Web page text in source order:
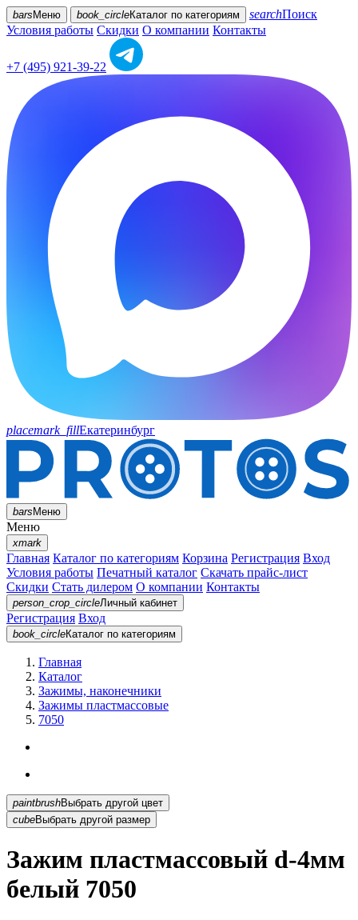
bars Меню book_circleКаталог по категориям searchПоиск
Условия работы Скидки О компании Контакты
+7 (495) 921-39-22
placemark_fillЕкатеринбург
barsМеню
Меню
xmark
Главная Каталог по категориям Корзина Регистрация Вход
Условия работы Печатный каталог Скачать прайс-лист
Скидки Стать дилером О компании Контакты
person_crop_circleЛичный кабинет
Регистрация Вход
book_circleКаталог по категориям
Главная
Каталог
Зажимы, наконечники
Зажимы пластмассовые
7050
paintbrush
Выбрать другой цвет
cubeВыбрать другой размер
Зажим пластмассовый d-4мм
белый 7050